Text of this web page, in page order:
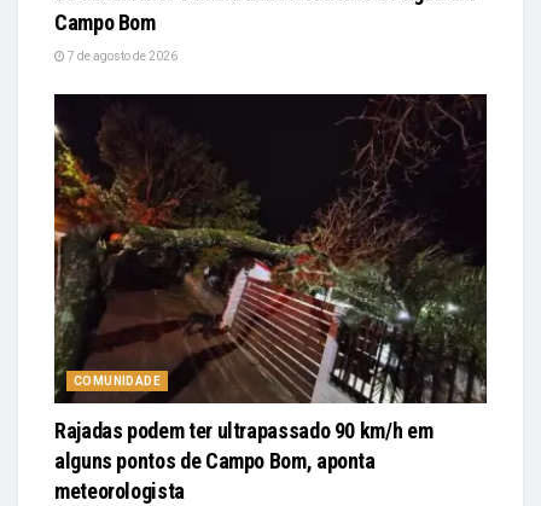
Campo Bom
7 de agosto de 2026
COMUNIDADE
Rajadas podem ter ultrapassado 90 km/h em
alguns pontos de Campo Bom, aponta
meteorologista